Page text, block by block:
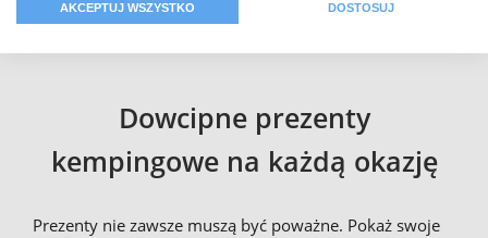
Dowcipne prezenty
kempingowe na każdą okazję
Prezenty nie zawsze muszą być poważne. Pokaż swoje
AKCEPTUJ WSZYSTKO DOSTOSUJ